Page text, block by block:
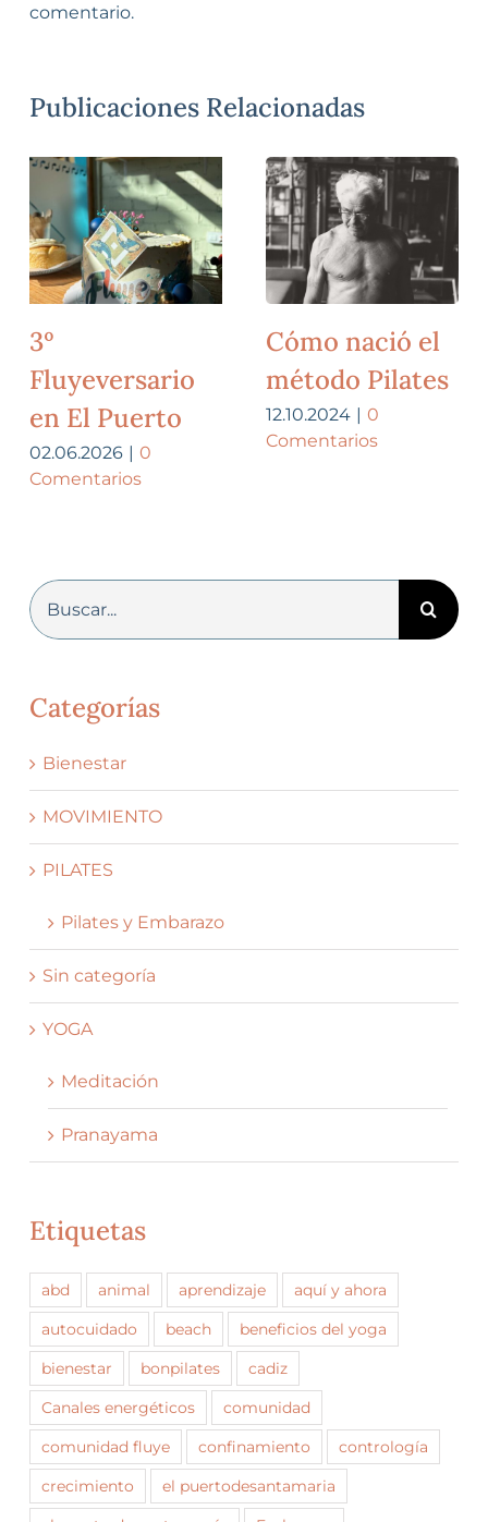
comentario.
Publicaciones Relacionadas
3º
Fluyeversario
en El Puerto
02.06.2026 | 0
Comentarios
Cómo nació el
método Pilates
12.10.2024 | 0
Comentarios
Buscar:
Categorías
Bienestar
MOVIMIENTO
PILATES
Pilates y Embarazo
Sin categoría
YOGA
Meditación
Pranayama
Etiquetas
abd animal aprendizaje
aquí y ahora
autocuidado
beach
beneficios del yoga
bienestar
bonpilates
cadiz
Canales energéticos
comunidad
comunidad fluye
confinamiento
contrología
crecimiento
el puertodesantamaria